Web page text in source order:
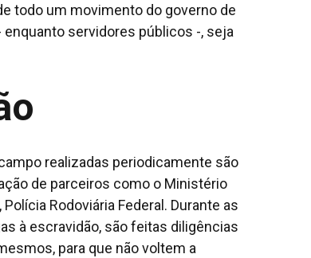
todo um movimento do governo de
servidores públicos -, seja
realizadas periodicamente são
de parceiros como o Ministério
Rodoviária Federal. Durante as
à escravidão, são feitas diligências
para que não voltem a